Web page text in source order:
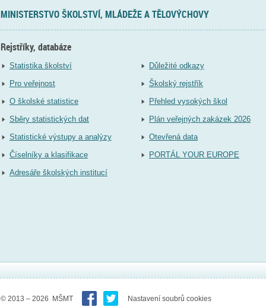
MINISTERSTVO ŠKOLSTVÍ, MLÁDEŽE A TĚLOVÝCHOVY
Rejstříky, databáze
Statistika školství
Pro veřejnost
O školské statistice
Sběry statistických dat
Statistické výstupy a analýzy
Číselníky a klasifikace
Adresáře školských institucí
Důležité odkazy
Školský rejstřík
Přehled vysokých škol
Plán veřejných zakázek 2026
Otevřená data
PORTÁL YOUR EUROPE
© 2013 – 2026 MŠMT Nastavení soubrů cookies